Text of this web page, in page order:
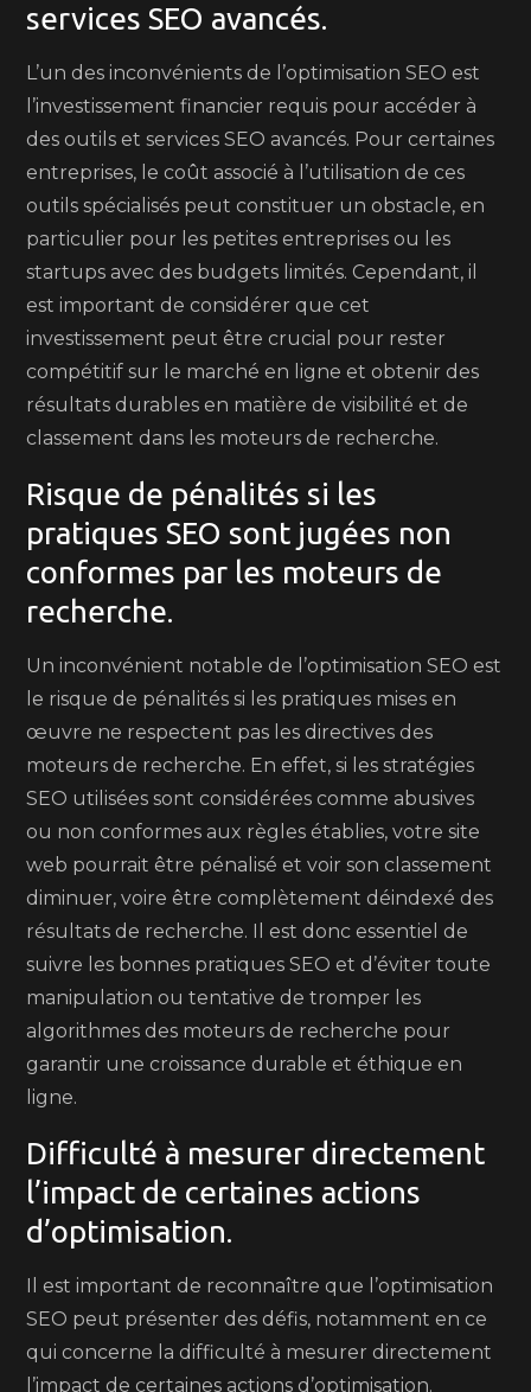
services SEO avancés.
L’un des inconvénients de l’optimisation SEO est
l’investissement financier requis pour accéder à
des outils et services SEO avancés. Pour certaines
entreprises, le coût associé à l’utilisation de ces
outils spécialisés peut constituer un obstacle, en
particulier pour les petites entreprises ou les
startups avec des budgets limités. Cependant, il
est important de considérer que cet
investissement peut être crucial pour rester
compétitif sur le marché en ligne et obtenir des
résultats durables en matière de visibilité et de
classement dans les moteurs de recherche.
Risque de pénalités si les
pratiques SEO sont jugées non
conformes par les moteurs de
recherche.
Un inconvénient notable de l’optimisation SEO est
le risque de pénalités si les pratiques mises en
œuvre ne respectent pas les directives des
moteurs de recherche. En effet, si les stratégies
SEO utilisées sont considérées comme abusives
ou non conformes aux règles établies, votre site
web pourrait être pénalisé et voir son classement
diminuer, voire être complètement déindexé des
résultats de recherche. Il est donc essentiel de
suivre les bonnes pratiques SEO et d’éviter toute
manipulation ou tentative de tromper les
algorithmes des moteurs de recherche pour
garantir une croissance durable et éthique en
ligne.
Difficulté à mesurer directement
l’impact de certaines actions
d’optimisation.
Il est important de reconnaître que l’optimisation
SEO peut présenter des défis, notamment en ce
qui concerne la difficulté à mesurer directement
l’impact de certaines actions d’optimisation.